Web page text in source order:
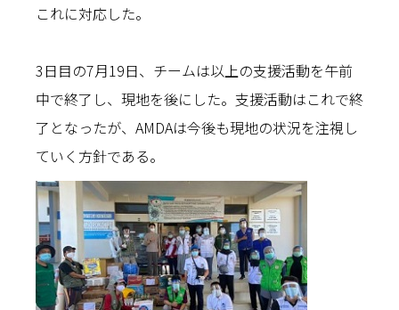
これに対応した。
3日目の7月19日、チームは以上の支援活動を午前
中で終了し、現地を後にした。支援活動はこれで終
了となったが、AMDAは今後も現地の状況を注視し
ていく方針である。